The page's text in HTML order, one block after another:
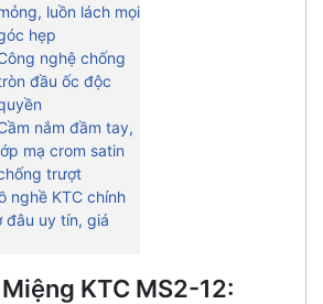
luồn lách mọi
hẹp
nghệ chống
đầu ốc độc
nắm đầm tay,
mạ crom satin
trượt
nghề KTC chính
đâu uy tín, giá
KTC MS2-12: